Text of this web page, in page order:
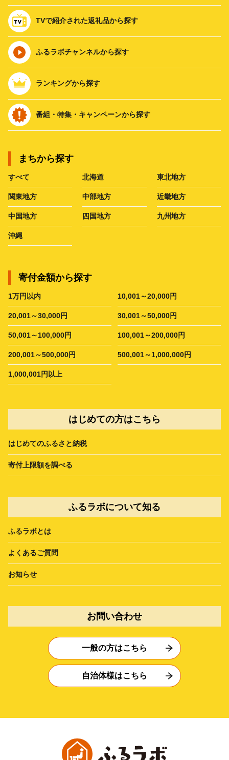
TVで紹介された返礼品から探す
ふるラボチャンネルから探す
ランキングから探す
番組・特集・キャンペーンから探す
まちから探す
すべて 北海道 東北地方
関東地方 中部地方 近畿地方
中国地方 四国地方 九州地方
沖縄
寄付金額から探す
1万円以内 10,001～20,000円
20,001～30,000円 30,001～50,000円
50,001～100,000円 100,001～200,000円
200,001～500,000円 500,001～1,000,000円
1,000,001円以上
はじめての方はこちら
はじめてのふるさと納税
寄付上限額を調べる
ふるラボについて知る
ふるラボとは
よくあるご質問
お知らせ
お問い合わせ
一般の方はこちら
自治体様はこちら